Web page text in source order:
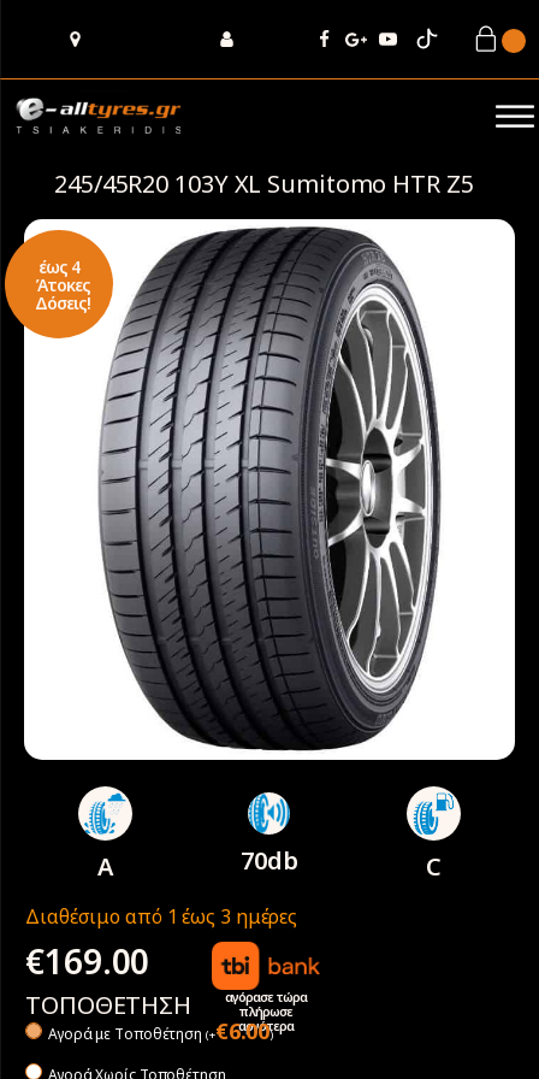
245/45R20 103Y XL Sumitomo HTR Z5
έως 4
Άτοκες
Δόσεις!
A 70db C
Διαθέσιμο από 1 έως 3 ημέρες
€169.00
αγόρασε τώρα
πλήρωσε
αργότερα
ΤΟΠΟΘΕΤΗΣΗ
Αγορά με Tοποθέτηση (+€6.00)
Αγορά Χωρίς Τοποθέτηση